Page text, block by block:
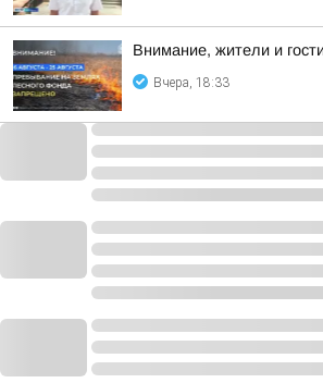
Внимание, жители и
Вчера, 18:33